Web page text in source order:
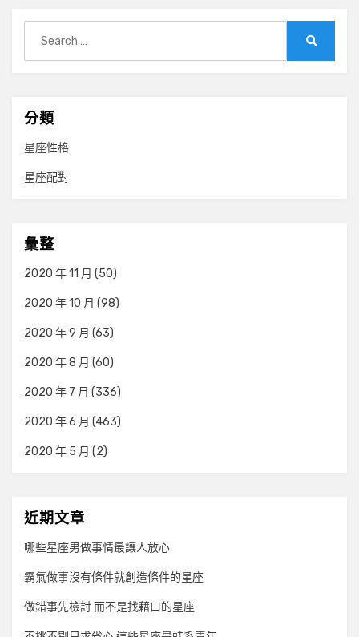
for:
分類
星座性格
星座配對
彙整
2020 年 11 月 (50)
2020 年 10 月 (98)
2020 年 9 月 (63)
2020 年 8 月 (60)
2020 年 7 月 (336)
2020 年 6 月 (463)
2020 年 5 月 (2)
近期文章
哪些星座男做事情最讓人放心
霸氣做事沒有條件就創造條件的星座
做錯事先檢討 而不是找藉口的星座